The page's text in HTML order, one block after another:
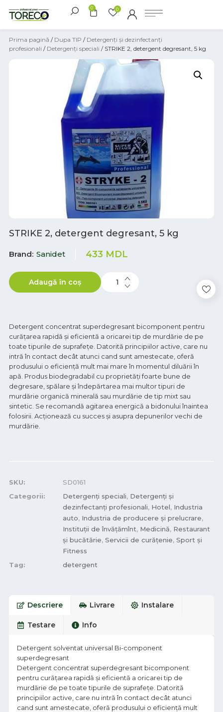
0 0
Prima pagină / Dupa TIP / Detergenți și dezinfectanți
profesionali / Detergenți speciali / STRIKE 2, detergent degresant, 5 kg
STRIKE 2, detergent degresant, 5 kg
Brand Sanidet 433 MDL
Adaugă în coș
Detergent concentrat superdegresant bicomponent pentru
curăţarea rapidă şi eficientă a oricarei tip de murdărie de pe
toate tipurile de suprafeţe. Datorită principiilor active, care nu
intră în contact decât atunci cand sunt amestecate, oferă
produsului o eficiență mult mai mare în momentul diluării în
apă. Produs biodegradabil cu proprietăţi foarte bune de
degresare, spălare şi îndepărtarea mai multor tipuri de
murdărie organică minerală sau murdărie de tip mixt sau
sintetic. Se recomandă agitarea energică a bidonului înaintea
folosirii. Acţionează cu succes şi asupra depunerilor vechi de
murdărie.
SKU:
SD0161
Categorii:
Detergenți speciali, Detergenți și
dezinfectanți profesionali, Hotel, Industria
auto, Industria de producere și prelucrare,
Instituții de învățămînt, Medicină, Restaurant
și bucătărie, Servicii de curățenie, Sport și
Fitness
Tag:
detergent
Descriere Livrare Instalare
Testare Info
Detergent solventat universal Bi-component
superdegresant
Detergent concentrat superdegresant bicomponent
pentru curăţarea rapidă şi eficientă a oricarei tip de
murdărie de pe toate tipurile de suprafeţe. Datorită
principiilor active, care nu intră în contact decât atunci
cand sunt amestecate, oferă produsului o eficiență mult